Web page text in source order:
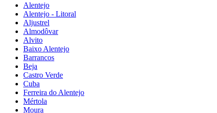
Alentejo
Alentejo - Litoral
Aljustrel
Almodôvar
Alvito
Baixo Alentejo
Barrancos
Beja
Castro Verde
Cuba
Ferreira do Alentejo
Mértola
Moura